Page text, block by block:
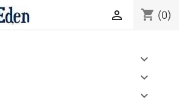
shopping_cart (0)

expand_more
expand_more
expand_more